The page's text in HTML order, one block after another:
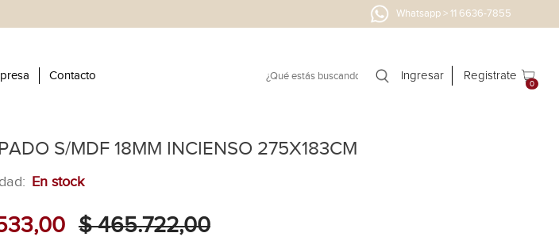
Whatsapp > 11 6636-7855
Contacto Ingresar Registrate
0
S/MDF 18MM INCIENSO 275X183CM
En stock
$ 465.722,00